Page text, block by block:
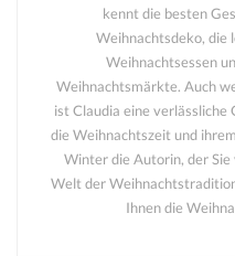
kennt die besten
Weihnachtsdeko, die
Weihnachtsessen
Weihnachtsmärkte. Auch
ist Claudia eine
die Weihnachtszeit und
Winter die Autorin, der Sie
Welt der
Ihnen die